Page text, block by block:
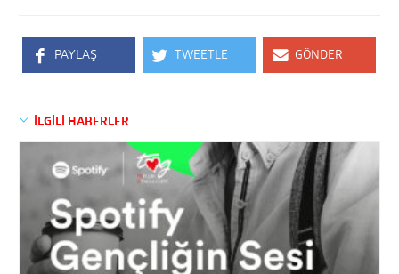
PAYLAŞ TWEETLE GÖNDER
İLGİLİ HABERLER